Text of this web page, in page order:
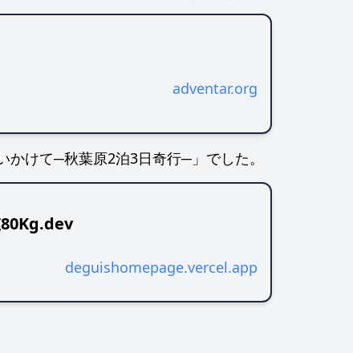
adventar.org
けて─秋葉原2泊3日奇行─」でした。
deguishomepage.vercel.app